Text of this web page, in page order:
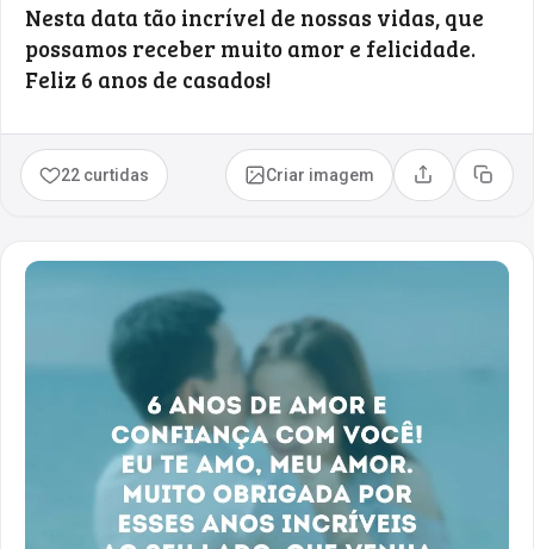
Nesta data tão incrível de nossas vidas, que
possamos receber muito amor e felicidade.
Feliz 6 anos de casados!
22 curtidas Criar imagem Compartilhar
Copiar